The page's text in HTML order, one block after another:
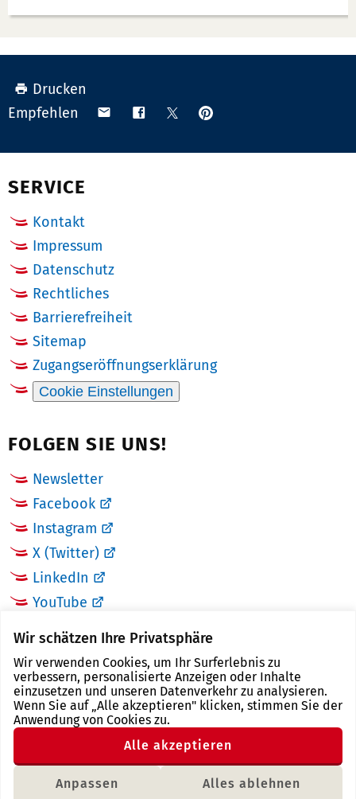
Wir schätzen Ihre Privatsphäre
Wir verwenden Cookies, um Ihr Surferlebnis zu
verbessern, personalisierte Anzeigen oder Inhalte
einzusetzen und unseren Datenverkehr zu analysieren.
Wenn Sie auf „Alle akzeptieren" klicken, stimmen Sie der
Anwendung von Cookies zu.
Anpassen Alles ablehnen
Alle akzeptieren
Drucken
Empfehlen
Teilen Teilen TeilenAnpinnen
SERVICE
Kontakt
Impressum
Datenschutz
Rechtliches
Barrierefreiheit
Sitemap
Zugangseröffnungserklärung
Cookie Einstellungen
FOLGEN SIE UNS!
Newsletter
Facebook
Instagram
X (Twitter)
LinkedIn
YouTube
LINKS
Landkreis Zwickau
Tourismusregion Zwickau
Freistaat Sachsen
Region Zwickau